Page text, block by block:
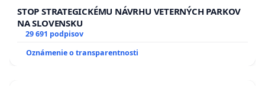
STOP STRATEGICKÉMU NÁVRHU VETERNÝCH PARKOV
NA SLOVENSKU
29 691 podpisov
Oznámenie o transparentnosti